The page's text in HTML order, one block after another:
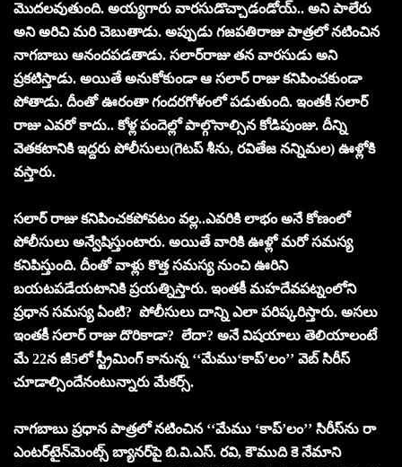
మొదలవుతుంది. అయ్య‌గారు వార‌సుడొచ్చాడండోయ్‌.. అని పాలేరు
అని అరిచి మ‌రి చెబుతాడు. అప్పుడు గ‌జ‌ప‌తిరాజు పాత్ర‌లో న‌టించిన
నాగ‌బాబు ఆనంద‌ప‌డ‌తాడు. స‌లార్‌రాజు త‌న వార‌సుడు అని
ప్ర‌క‌టిస్తాడు. అయితే అనుకోకుండా ఆ స‌లార్ రాజు క‌నిపించ‌కుండా
పోతాడు. దీంతో ఊరంతా గంద‌ర‌గోళంలో ప‌డుతుంది. ఇంత‌కీ స‌లార్
రాజు ఎవ‌రో కాదు.. కోళ్ల పందెల్లో పాల్గొనాల్సిన కోడిపుంజు. దీన్ని
వెత‌క‌టానికి ఇద్ద‌రు పోలీసులు(గెట‌ప్ శీను, ర‌వితేజ న‌న్నిమల‌) ఊళ్లోకి
వ‌స్తారు.
స‌లార్ రాజు క‌నిపించ‌క‌పోవ‌టం వ‌ల్ల‌..ఎవ‌రికి లాభం అనే కోణంలో
పోలీసులు అన్వేషిస్తుంటారు. అయితే వారికి ఊళ్లో మ‌రో స‌మ‌స్య
క‌నిపిస్తుంది. దీంతో వాళ్లు కొత్త స‌మ‌స్య నుంచి ఊరిని
బ‌య‌ట‌ప‌డేయ‌టానికి ప్ర‌య‌త్నిస్తారు. ఇంత‌కీ మ‌హ‌దేవ‌ప‌ట్నంలోని
ప్ర‌ధాన స‌మ‌స్య ఏంటి? పోలీసులు దాన్ని ఎలా ప‌రిష్క‌రిస్తారు. అస‌లు
ఇంత‌కీ స‌లార్ రాజు దొరికాడా? లేదా? అనే విష‌యాలు తెలియాలంటే
మే 22న జీ5లో స్ట్రీమింగ్ కానున్న ‘‘మేము‘కాప్’లం’’ వెబ్ సిరీస్
చూడాల్సిందేనంటున్నారు మేక‌ర్స్‌.
నాగ‌బాబు ప్ర‌ధాన పాత్ర‌లో న‌టించిన ‘‘మేము ‘కాప్’లం’’ సిరీస్‌ను రా
ఎంటర్‌టైన్‌మెంట్స్‌ బ్యానర్‌పై బి.వి.ఎస్. రవి, కౌముది కె నేమాని